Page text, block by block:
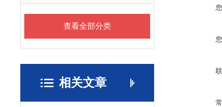
查看全部分类
相关文章